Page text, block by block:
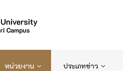
หน่วยงาน ประเภทข่าว